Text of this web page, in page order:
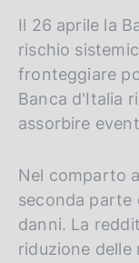
Il 26 aprile la
rischio
fronteggiare
Banca d'Italia
assorbire
Nel comparto
seconda parte
danni. La
riduzione delle